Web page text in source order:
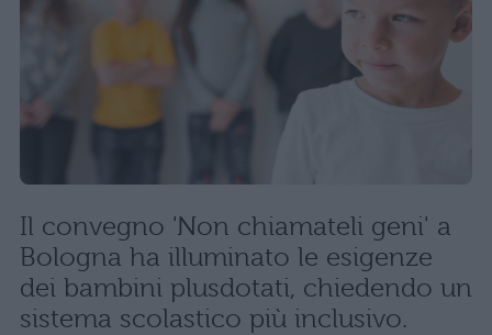
Il convegno 'Non chiamateli geni' a
Bologna ha illuminato le esigenze
dei bambini plusdotati, chiedendo un
sistema scolastico più inclusivo.